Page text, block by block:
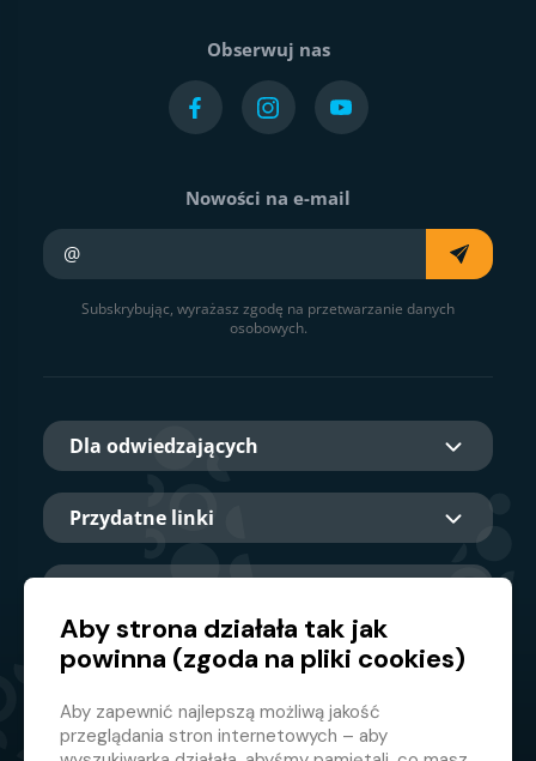
Obserwuj nas
Nowości na e-mail
Subskrybując, wyrażasz zgodę na przetwarzanie danych
osobowych.
Dla odwiedzających
Przydatne linki
Główny partner
Aby strona działała tak jak
powinna (zgoda na pliki cookies)
Aby zapewnić najlepszą możliwą jakość
przeglądania stron internetowych – aby